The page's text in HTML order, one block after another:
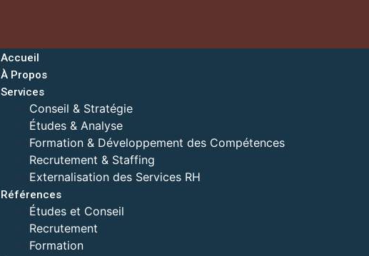
Accueil
À Propos
Services
Conseil & Stratégie
Études & Analyse
Formation & Développement des Compétences
Recrutement & Staffing
Externalisation des Services RH
Références
Études et Conseil
Recrutement
Formation